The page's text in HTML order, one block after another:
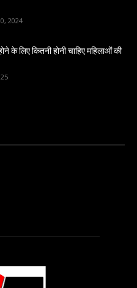
2024
के लिए कितनी होनी चाहिए महिलाओं की